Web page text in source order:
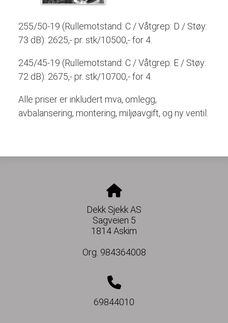
255/50-19 (Rullemotstand: C / Våtgrep: D / Støy:
73 dB): 2625,- pr. stk/10500,- for 4.
245/45-19 (Rullemotstand: C / Våtgrep: E / Støy:
72 dB): 2675,- pr. stk/10700,- for 4.
Alle priser er inkludert mva, omlegg,
avbalansering, montering, miljøavgift, og ny ventil.
Dekk Sjekk AS
Sagveien 5
1814 Askim
Org. 984364008
69844010